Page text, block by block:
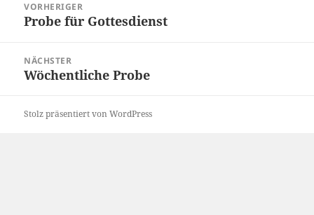
VORHERIGER
Vorheriger
Probe für Gottesdienst
NÄCHSTER
Nächster
Wöchentliche Probe
Stolz präsentiert von WordPress